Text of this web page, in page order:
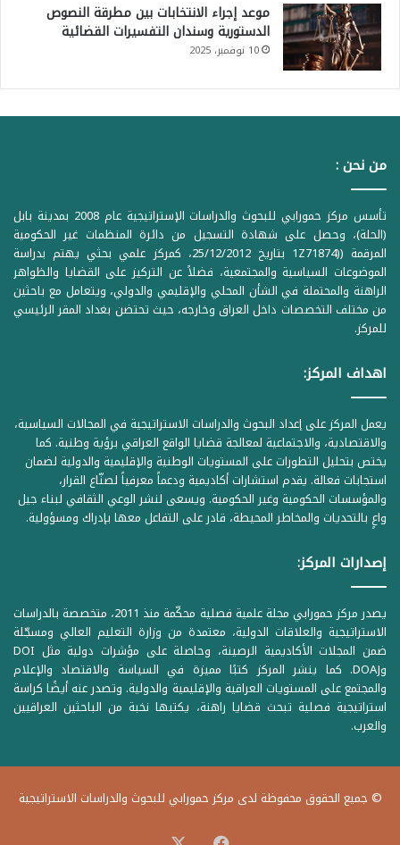
موعد إجراء الانتخابات بين مطرقة النصوص
الدستورية وسندان التفسيرات القضائية
10 نوفمبر، 2025
من نحن :
تأسس مركز حمورابي للبحوث والدراسات الإستراتيجية عام 2008 بمدينة بابل
(الحلة)، وحصل على شهادة التسجيل من دائرة المنظمات غير الحكومية
المرقمة ((1Z71874 بتاريخ 25/12/2012، كمركز علمي بحثي يهتم بدراسة
الموضوعات السياسية والمجتمعية، فضلاً عن التركيز على القضايا والظواهر
الراهنة والمحتملة في الشأن المحلي والإقليمي والدولي، ويتعامل مع باحثين
من مختلف التخصصات داخل العراق وخارجه، حيث تحتضن بغداد المقر الرئيسي
للمركز.
اهداف المركز:
يعمل المركز على إعداد البحوث والدراسات الاستراتيجية في المجالات السياسية،
والاقتصادية، والاجتماعية لمعالجة قضايا الواقع العراقي برؤية وطنية. كما
يختص بتحليل التطورات على المستويات الوطنية والإقليمية والدولية لضمان
استجابات فعالة. يقدم استشارات أكاديمية ودعماً معرفياً لصنّاع القرار،
والمؤسسات الحكومية وغير الحكومية. ويسعى لنشر الوعي الثقافي لبناء جيل
واعٍ بالتحديات والمخاطر المحيطة، قادر على التفاعل معها بإدراك ومسؤولية.
إصدارات المركز:
يصدر مركز حمورابي مجلة علمية فصلية محكّمة منذ 2011، متخصصة بالدراسات
الاستراتيجية والعلاقات الدولية، معتمدة من وزارة التعليم العالي ومسجّلة
ضمن المجلات الأكاديمية الرصينة، وحاصلة على مؤشرات دولية مثل DOI
وDOAJ. كما ينشر المركز كتبًا مميزة في السياسة والاقتصاد والإعلام
والمجتمع على المستويات العراقية والإقليمية والدولية. وتصدر عنه أيضًا كراسة
استراتيجية فصلية تبحث قضايا راهنة، يكتبها نخبة من الباحثين العراقيين
والعرب.
© جميع الحقوق محفوظة لدى مركز حمورابي للبحوث والدراسات الاستراتيجية